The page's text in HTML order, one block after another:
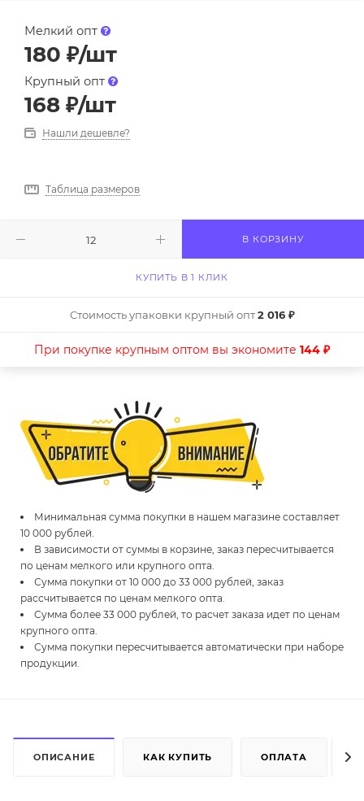
Мелкий опт
180 ₽/шт
Крупный опт
168 ₽/шт
Нашли дешевле?
Таблица размеров
В КОРЗИНУ
КУПИТЬ В 1 КЛИК
Стоимость упаковки крупный опт2 016 ₽
При покупке крупным оптом вы экономите 144 ₽
Минимальная сумма покупки в нашем магазине составляет
10 000 рублей.
В зависимости от суммы в корзине, заказ пересчитывается
по ценам мелкого или крупного опта.
Сумма покупки от 10 000 до 33 000 рублей, заказ
рассчитывается по ценам мелкого опта.
Сумма более 33 000 рублей, то расчет заказа идет по ценам
крупного опта.
Сумма покупки пересчитывается автоматически при наборе
продукции.
ОПИСАНИЕ КАК КУПИТЬ ОПЛАТА